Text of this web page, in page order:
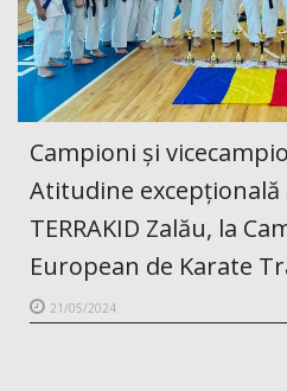
Campioni și
Atitudine
TERRAKID Zalău, la
European de Karate
21/05/2024